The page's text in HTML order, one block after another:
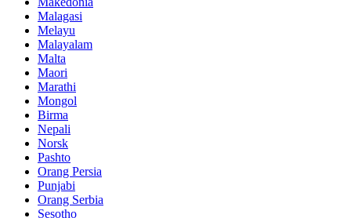
Malagasi
Melayu
Malayalam
Malta
Maori
Marathi
Mongol
Birma
Nepali
Norsk
Pashto
Orang Persia
Punjabi
Orang Serbia
Sesotho